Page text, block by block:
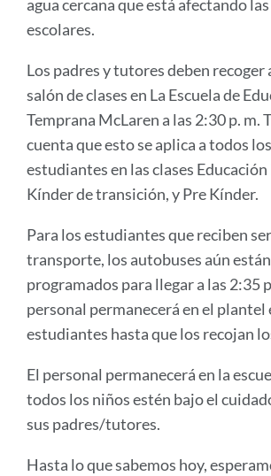
agua cercana que está afectando
escolares.
Los padres y tutores deben recoger
salón de clases en La Escuela de
Temprana McLaren a las 2:30 p. m.
cuenta que esto se aplica a todos los
estudiantes en las clases Educación
Kínder de transición, y Pre Kínder.
Para los estudiantes que reciben
transporte, los autobuses aún están
programados para llegar a las 2:35
personal permanecerá en el plantel
estudiantes hasta que los recojan
El personal permanecerá en la
todos los niños estén bajo el
sus padres/tutores.
Hasta lo que sabemos hoy,